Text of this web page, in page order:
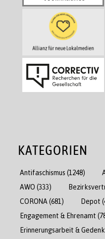
KATEGORIEN
Antifaschismus (1248)
AWO (333)
CORONA (681) Depot
Engagement & Ehrenamt
Erinnerungsarbeit &